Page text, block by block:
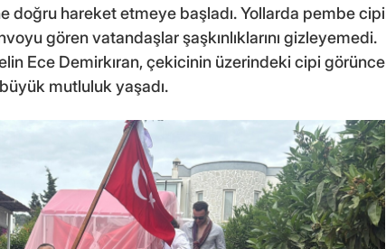
doğru hareket etmeye başladı. Yollarda pembe cipi
gören vatandaşlar şaşkınlıklarını gizleyemedi.
Ece Demirkıran, çekicinin üzerindeki cipi görünce
mutluluk yaşadı.